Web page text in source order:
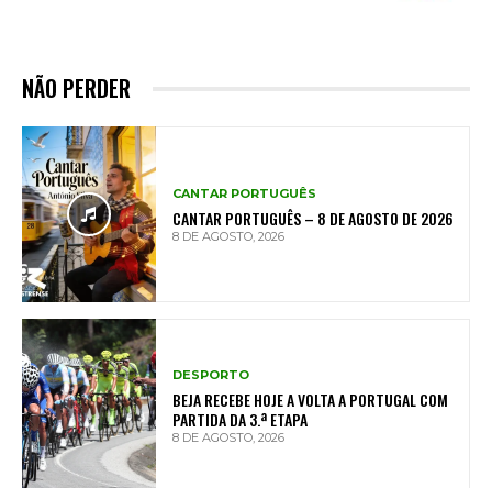
NÃO PERDER
CANTAR PORTUGUÊS
CANTAR PORTUGUÊS – 8 DE AGOSTO DE 2026
8 DE AGOSTO, 2026
DESPORTO
BEJA RECEBE HOJE A VOLTA A PORTUGAL COM
PARTIDA DA 3.ª ETAPA
8 DE AGOSTO, 2026